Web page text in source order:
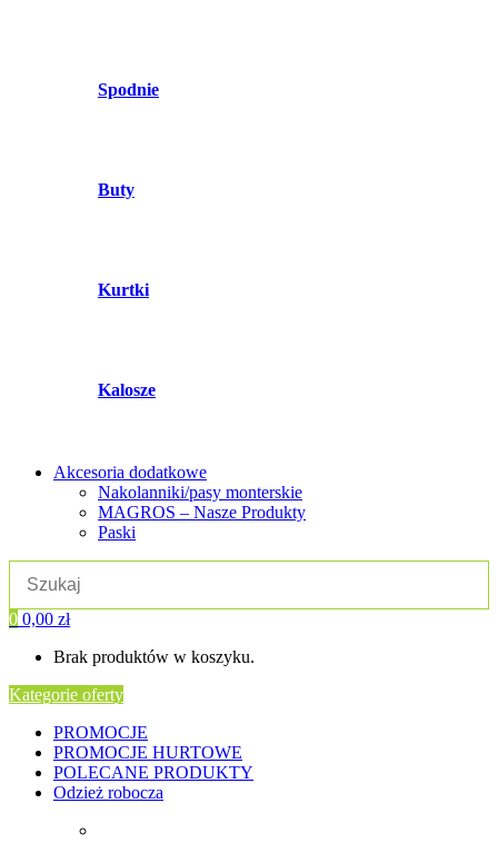
Spodnie
Buty
Kurtki
Kalosze
Akcesoria dodatkowe
Nakolanniki/pasy monterskie
MAGROS – Nasze Produkty
Paski
0 0,00 zł
Brak produktów w koszyku.
Kategorie oferty
PROMOCJE
PROMOCJE HURTOWE
POLECANE PRODUKTY
Odzież robocza